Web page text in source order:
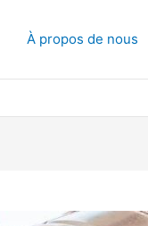
À propos de nous